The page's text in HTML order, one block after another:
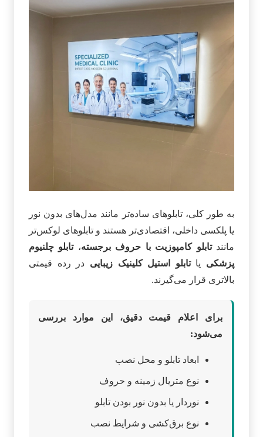
به طور کلی، تابلوهای ساده‌تر مانند مدل‌های بدون نور
یا پلکسی داخلی، اقتصادی‌تر هستند و تابلوهای لوکس‌تر
مانندتابلو کامپوزیت با حروف برجسته،تابلو چلنیوم
پزشکی یاتابلو استیل کلینیک زیبایی در رده قیمتی
بالاتری قرار می‌گیرند.
برای اعلام قیمت دقیق، این موارد بررسی
می‌شود:
ابعاد تابلو و محل نصب
نوع متریال زمینه و حروف
نوردار یا بدون نور بودن تابلو
نوع برق‌کشی و شرایط نصب